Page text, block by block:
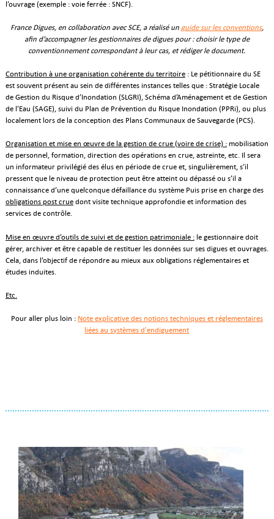
l’ouvrage (exemple : voie ferrée : SNCF).
France Digues, en collaboration avec SCE, a réalisé un guide sur les conventions,
afin d’accompagner les gestionnaires de digues pour : choisir le type de
conventionnement correspondant à leur cas, et rédiger le document.
Contribution à une organisation cohérente du territoire: Le pétitionnaire du SE
est souvent présent au sein de différentes instances telles que : Stratégie Locale
de Gestion du Risque d’Inondation (SLGRI), Schéma d’Aménagement et de Gestion
de l’Eau (SAGE), suivi du Plan de Prévention du Risque Inondation (PPRi), ou plus
localement lors de la conception des Plans Communaux de Sauvegarde (PCS).
Organisation et mise en œuvre de la gestion de crue (voire de crise) :mobilisation
de personnel, formation, direction des opérations en crue, astreinte, etc. Il sera
un informateur privilégié des élus en période de crue et, singulièrement, s’il
pressent que le niveau de protection peut être atteint ou dépassé ou s’il a
connaissance d’une quelconque défaillance du système Puis prise en charge des
obligations post cruedont visite technique approfondie et information des
services de contrôle.
Mise en œuvre d’outils de suivi et de gestion patrimoniale :le gestionnaire doit
gérer, archiver et être capable de restituer les données sur ses digues et ouvrages.
Cela, dans l’objectif de répondre au mieux aux obligations réglementaires et
études induites.
Etc.
Pour aller plus loin : Note explicative des notions techniques et réglementaires
liées au systèmes d'endiguement